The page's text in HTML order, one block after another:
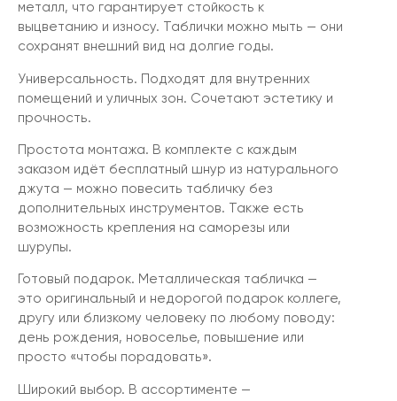
металл, что гарантирует стойкость к
выцветанию и износу. Таблички можно мыть — они
сохранят внешний вид на долгие годы.
Универсальность. Подходят для внутренних
помещений и уличных зон. Сочетают эстетику и
прочность.
Простота монтажа. В комплекте с каждым
заказом идёт бесплатный шнур из натурального
джута — можно повесить табличку без
дополнительных инструментов. Также есть
возможность крепления на саморезы или
шурупы.
Готовый подарок. Металлическая табличка —
это оригинальный и недорогой подарок коллеге,
другу или близкому человеку по любому поводу:
день рождения, новоселье, повышение или
просто «чтобы порадовать».
Широкий выбор. В ассортименте —